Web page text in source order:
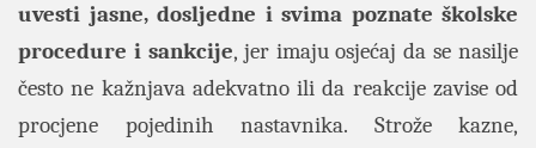
uvesti jasne, dosljedne i svima poznate školske
procedure i sankcije, jer imaju osjećaj da se nasilje
često ne kažnjava adekvatno ili da reakcije zavise od
procjene pojedinih nastavnika. Strože kazne,